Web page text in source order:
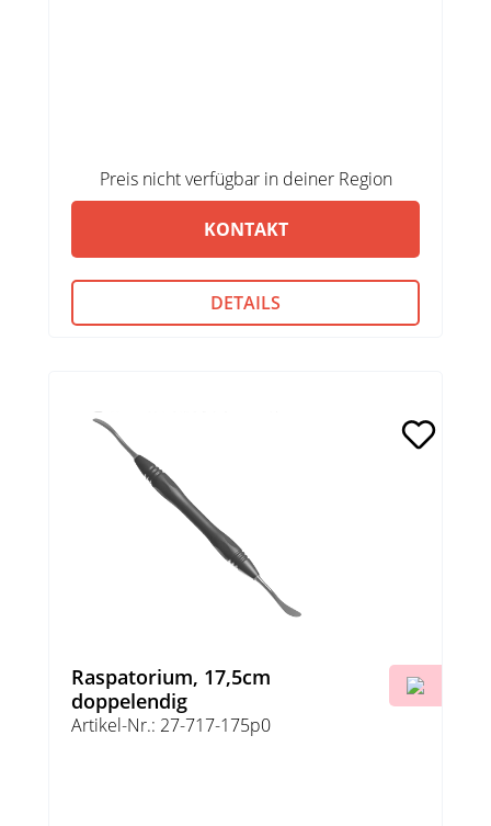
Preis nicht verfügbar in deiner Region
KONTAKT
DETAILS
Raspatorium, 17,5cm
doppelendig
Artikel-Nr.: 27-717-175p0